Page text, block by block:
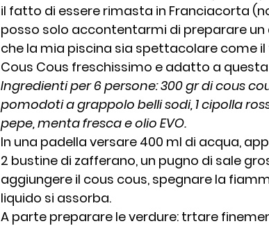
il fatto di essere rimasta in Franciacorta
posso solo accontentarmi di preparare
che la mia piscina sia spettacolare come
Cous Cous freschissimo e adatto a
Ingredienti per 6 persone: 300 gr di cous
pomodoti a grappolo belli sodi, 1 cipolla
pepe, menta fresca e olio EVO.
In una padella versare 400 ml di acqua,
2 bustine di zafferano, un pugno di sale
aggiungere il cous cous, spegnare la
liquido si assorba.
A parte preparare le verdure: trtare